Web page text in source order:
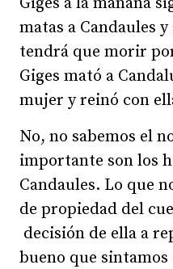
matas a Candaules
tendrá que morir
Giges mató a
mujer y reinó con
No, no sabemos el
importante son los
Candaules. Lo que
de propiedad del
decisión de ella a
bueno que sintamos